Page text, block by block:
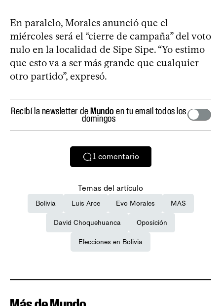
En paralelo, Morales anunció que el
miércoles será el “cierre de campaña” del voto
nulo en la localidad de Sipe Sipe. “Yo estimo
que esto va a ser más grande que cualquier
otro partido”, expresó.
Recibí la newsletter deMundo en tu email todos los
domingos
1 comentario
Temas del artículo
Bolivia Luis Arce Evo Morales MAS
David Choquehuanca Oposición
Elecciones en Bolivia